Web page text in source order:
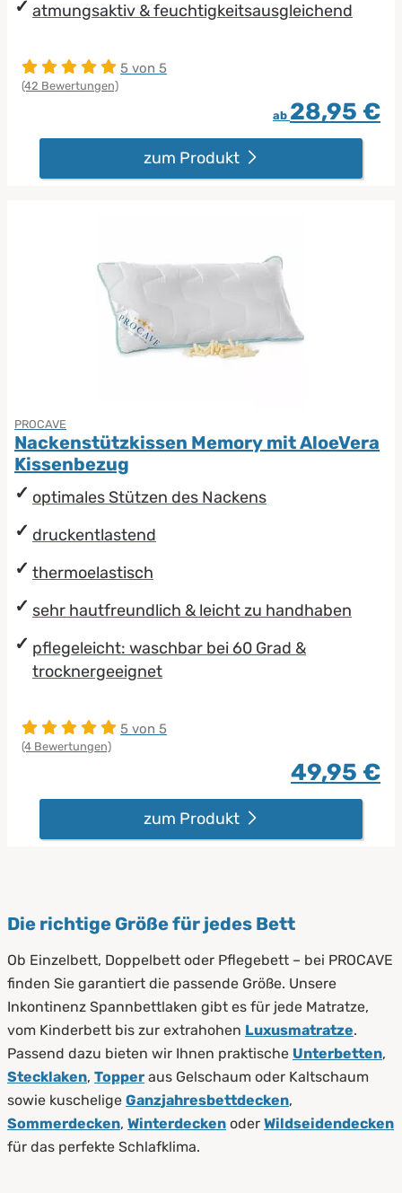
atmungsaktiv & feuchtigkeitsausgleichend
5 von 5
(42 Bewertungen)
ab 28,95 €
zum Produkt
PROCAVE
Nackenstützkissen Memory mit AloeVera
Kissenbezug
optimales Stützen des Nackens
druckentlastend
thermoelastisch
sehr hautfreundlich & leicht zu handhaben
pflegeleicht: waschbar bei 60 Grad &
trocknergeeignet
5 von 5
(4 Bewertungen)
49,95 €
zum Produkt
Die richtige Größe für jedes Bett
Ob Einzelbett, Doppelbett oder Pflegebett – bei PROCAVE
finden Sie garantiert die passende Größe. Unsere
Inkontinenz Spannbettlaken gibt es für jede Matratze,
vom Kinderbett bis zur extrahohen Luxusmatratze.
Passend dazu bieten wir Ihnen praktische Unterbetten,
Stecklaken, Topper aus Gelschaum oder Kaltschaum
sowie kuschelige Ganzjahresbettdecken,
Sommerdecken, Winterdecken oder Wildseidendecken
für das perfekte Schlafklima.